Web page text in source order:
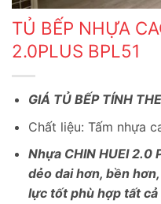
TỦ BẾP NHỰA
2.0PLUS BPL51
GIÁ TỦ BẾP TÍNH
Chất liệu: Tấm nhựa
Nhựa CHIN HUEI 2.0
dẻo dai hơn, bền
lực tốt phù hợp tất cả